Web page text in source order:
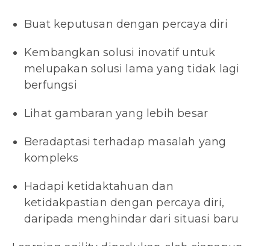
Buat keputusan dengan percaya diri
Kembangkan solusi inovatif untuk
melupakan solusi lama yang tidak lagi
berfungsi
Lihat gambaran yang lebih besar
Beradaptasi terhadap masalah yang
kompleks
Hadapi ketidaktahuan dan
ketidakpastian dengan percaya diri,
daripada menghindar dari situasi baru